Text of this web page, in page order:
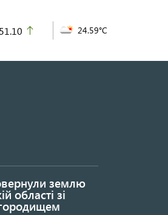
24.59°C
землю
області зі